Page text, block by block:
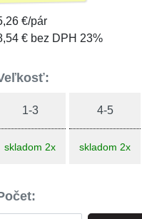
€/pár
€ bez DPH 23%
1-3
skladom 2x
4-5
skladom 2x